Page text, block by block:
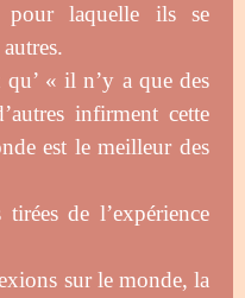
pour laquelle ils se
« il n’y a que des
infirment cette
est le meilleur des
de l’expérience
sur le monde, la